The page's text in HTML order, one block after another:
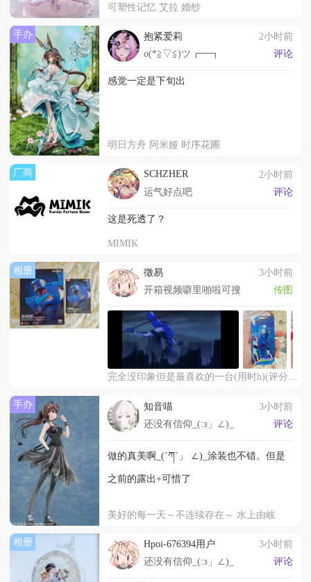
可塑性记忆 艾拉 婚纱
手办 抱紧爱莉
2小时前
o(*≧▽≦)ツ┏━┓
评论
感觉一定是下旬出
明日方舟 阿米娅 时序花圃
厂商 SCHZHER
2小时前
运气好点吧
评论
这是死透了？
MIMIK
相册 徵易
3小时前
开箱视频噼里啪啦可搜
传图
完全没印象但是最喜欢的一台(用时h)(评分/5)
手办 知音喵
3小时前
还没有信仰_(:з」∠)_
评论
做的真美啊_(´ཀ`」 ∠)_涂装也不错。但是
之前的露出+可惜了
美好的每一天～不连续存在～ 水上由岐
相册 Hpoi-676394用户
3小时前
还没有信仰_(:з」∠)_
评论